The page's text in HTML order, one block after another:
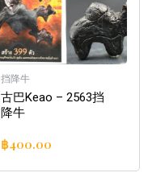
挡降牛
古巴Keao – 2563挡
降牛
฿400.00